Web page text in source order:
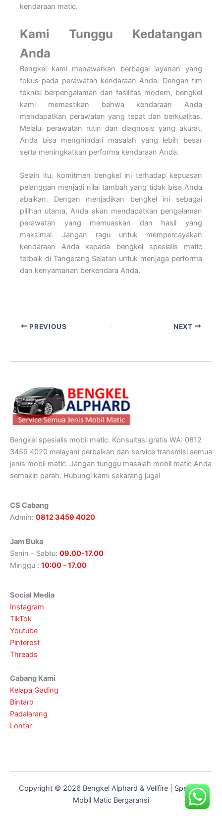
kendaraan matic.
Kami Tunggu Kedatangan
Anda
Bengkel kami menawarkan berbagai layanan yang
fokus pada perawatan kendaraan Anda. Dengan tim
teknisi berpengalaman dan fasilitas modern, bengkel
kami memastikan bahwa kendaraan Anda
mendapatkan perawatan yang tepat dan berkualitas.
Melalui perawatan rutin dan diagnosis yang akurat,
Anda bisa menghindari masalah yang lebih besar
serta meningkatkan performa kendaraan Anda.
Selain itu, komitmen bengkel ini terhadap kepuasan
pelanggan menjadi nilai tambah yang tidak bisa Anda
abaikan. Dengan menjadikan bengkel ini sebagai
pilihan utama, Anda akan mendapatkan pengalaman
perawatan yang memuaskan dan hasil yang
maksimal. Jangan ragu untuk mempercayakan
kendaraan Anda kepada bengkel spesialis matic
terbaik di Tangerang Selatan untuk menjaga performa
dan kenyamanan berkendara Anda.
PREVIOUS NEXT
Bengkel spesialis mobil matic. Konsultasi gratis WA: 0812
3459 4020 melayani perbaikan dan service transmisi semua
jenis mobil matic. Jangan tunggu masalah mobil matic Anda
semakin parah. Hubungi kami sekarang juga!
CS Cabang
Admin: 0812 3459 4020
Jam Buka
Senin - Sabtu: 09.00-17.00
Minggu : 10:00 - 17.00
Social Media
Instagram
TikTok
Youtube
Pinterest
Threads
Cabang Kami
Kelapa Gading
Bintaro
Padalarang
Lontar
Copyright © 2026 Bengkel Alphard & Vellfire | Spesialis
Mobil Matic Bergaransi